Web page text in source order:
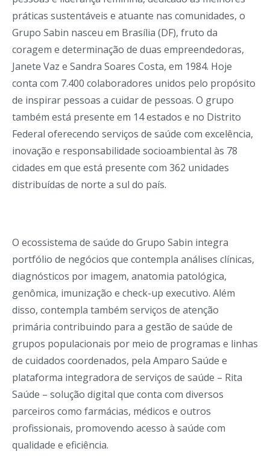
práticas sustentáveis e atuante nas comunidades, o
Grupo Sabin nasceu em Brasília (DF), fruto da
coragem e determinação de duas empreendedoras,
Janete Vaz e Sandra Soares Costa, em 1984. Hoje
conta com 7.400 colaboradores unidos pelo propósito
de inspirar pessoas a cuidar de pessoas. O grupo
também está presente em 14 estados e no Distrito
Federal oferecendo serviços de saúde com excelência,
inovação e responsabilidade socioambiental às 78
cidades em que está presente com 362 unidades
distribuídas de norte a sul do país.
O ecossistema de saúde do Grupo Sabin integra
portfólio de negócios que contempla análises clínicas,
diagnósticos por imagem, anatomia patológica,
genômica, imunização e check-up executivo. Além
disso, contempla também serviços de atenção
primária contribuindo para a gestão de saúde de
grupos populacionais por meio de programas e linhas
de cuidados coordenados, pela Amparo Saúde e
plataforma integradora de serviços de saúde – Rita
Saúde – solução digital que conta com diversos
parceiros como farmácias, médicos e outros
profissionais, promovendo acesso à saúde com
qualidade e eficiência.